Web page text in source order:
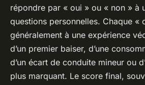
répondre par « oui » ou « non » à
questions personnelles. Chaque «
généralement à une expérience
d’un premier baiser, d’une
d’un écart de conduite mineur ou
plus marquant. Le score final,